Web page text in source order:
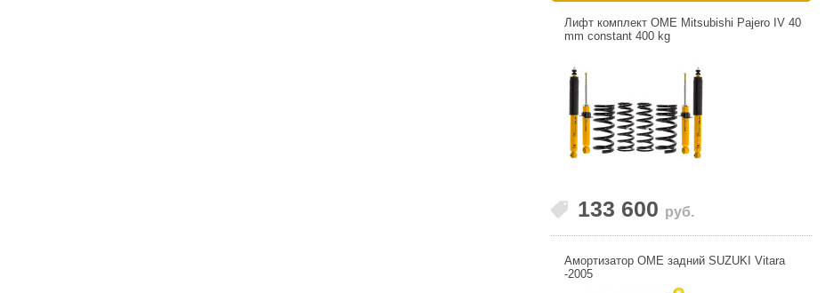
Лифт комплект OME Mitsubishi Pajero IV 40
mm constant 400 kg
133 600 руб.
Амортизатор OME задний SUZUKI Vitara
-2005